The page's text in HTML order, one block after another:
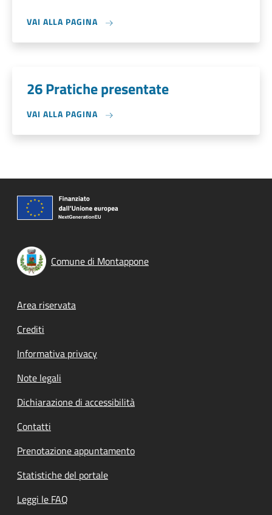
VAI ALLA PAGINA
26 Pratiche presentate
VAI ALLA PAGINA
Comune di Montappone
Footer menu
Area riservata
Crediti
Informativa privacy
Note legali
Dichiarazione di accessibilità
Contatti
Prenotazione appuntamento
Statistiche del portale
Leggi le FAQ